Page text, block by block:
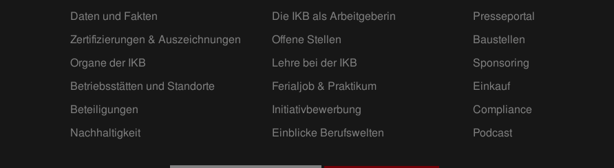
Daten und Fakten
Zertifizierungen & Auszeichnungen
Organe der IKB
Betriebsstätten und Standorte
Beteiligungen
Nachhaltigkeit
Die IKB als Arbeitgeberin
Offene Stellen
Lehre bei der IKB
Ferialjob & Praktikum
Initiativbewerbung
Einblicke Berufswelten
Presseportal
Baustellen
Sponsoring
Einkauf
Compliance
Podcast